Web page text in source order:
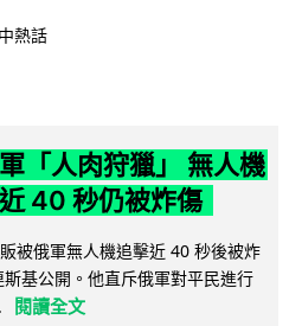
熱話
「人肉狩獵」 無人機
40 秒仍被炸傷
被俄軍無人機追擊近 40 秒後被炸
基公開。他直斥俄軍對平民進行
閱讀全文